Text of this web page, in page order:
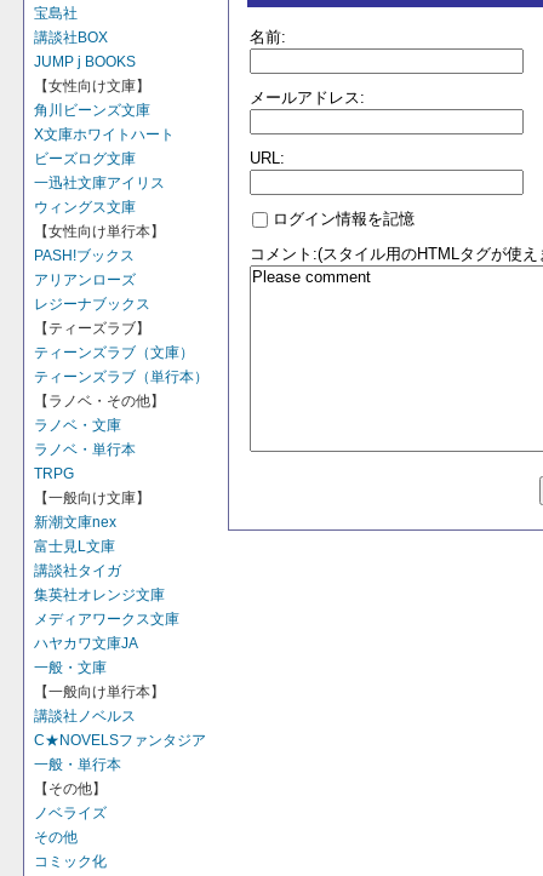
宝島社
講談社BOX
JUMP j BOOKS
【女性向け文庫】
角川ビーンズ文庫
X文庫ホワイトハート
ビーズログ文庫
一迅社文庫アイリス
ウィングス文庫
【女性向け単行本】
PASH!ブックス
アリアンローズ
レジーナブックス
【ティーズラブ】
ティーンズラブ（文庫）
ティーンズラブ（単行本）
【ラノベ・その他】
ラノベ・文庫
ラノベ・単行本
TRPG
【一般向け文庫】
新潮文庫nex
富士見L文庫
講談社タイガ
集英社オレンジ文庫
メディアワークス文庫
ハヤカワ文庫JA
一般・文庫
【一般向け単行本】
講談社ノベルス
C★NOVELSファンタジア
一般・単行本
【その他】
ノベライズ
その他
コミック化
名前:
メールアドレス:
URL:
ログイン情報を記憶
コメント:(スタイル用のHTMLタグが使え